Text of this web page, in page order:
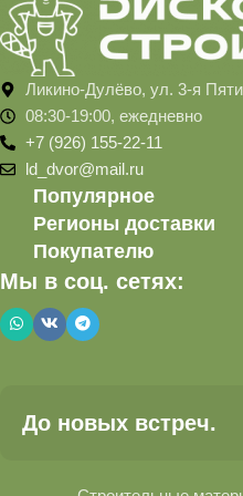
Ликино-Дулёво, ул. 3-я
08:30-19:00, ежедневно
+7 (926) 155-22-11
ld_dvor@mail.ru
Популярное
Регионы доставки
Покупателю
Мы в соц. сетях:
До новых встреч.